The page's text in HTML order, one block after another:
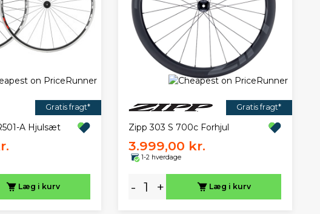
Gratis fragt*
A Hjulsæt
Læg i kurv
Gratis fragt*
Zipp 303 S 700c Forhjul
3.999,00 kr.
1-2 hverdage
- + Læg i kurv